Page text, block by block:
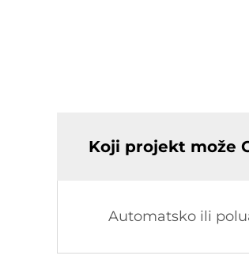
Koji projekt može
Automatsko ili